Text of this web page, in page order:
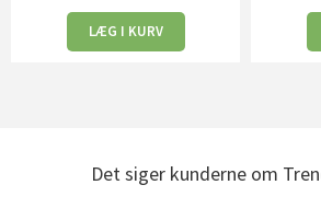
LÆG I KURV
Det siger kunderne om